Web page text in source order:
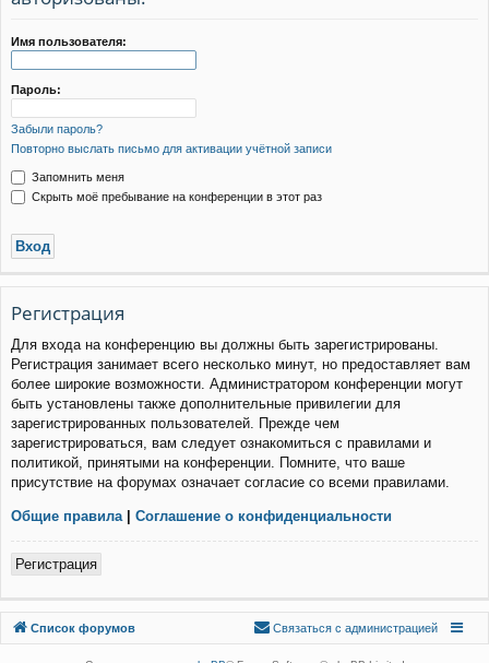
Имя пользователя:
Пароль:
Забыли пароль?
Повторно выслать письмо для активации учётной записи
Запомнить меня
Скрыть моё пребывание на конференции в этот раз
Регистрация
Для входа на конференцию вы должны быть зарегистрированы.
Регистрация занимает всего несколько минут, но предоставляет вам
более широкие возможности. Администратором конференции могут
быть установлены также дополнительные привилегии для
зарегистрированных пользователей. Прежде чем
зарегистрироваться, вам следует ознакомиться с правилами и
политикой, принятыми на конференции. Помните, что ваше
присутствие на форумах означает согласие со всеми правилами.
Общие правила | Соглашение о конфиденциальности
Регистрация
Список форумов
Связаться с
Связаться с администрацией